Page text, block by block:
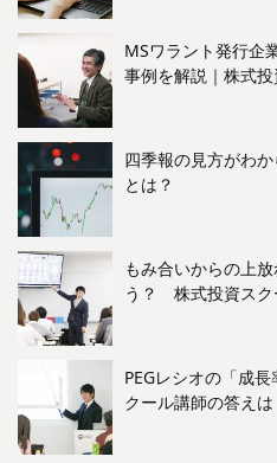
MSワラント発行企
事例を解説｜株式
四季報の見方がわ
とは？
もみ合いからの上
う？ 株式投資スク
PEGレシオの「成
クール講師の答えは